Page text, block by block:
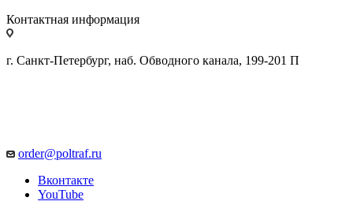
Контактная информация
г. Санкт-Петербург, наб. Обводного канала, 199-201 П
order@poltraf.ru
Вконтакте
YouTube